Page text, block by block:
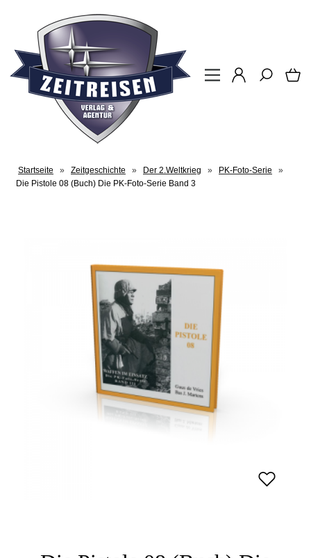
Startseite » Zeitgeschichte » Der 2.Weltkrieg » PK-Foto-Serie
»
Die Pistole 08 (Buch) Die PK-Foto-Serie Band 3